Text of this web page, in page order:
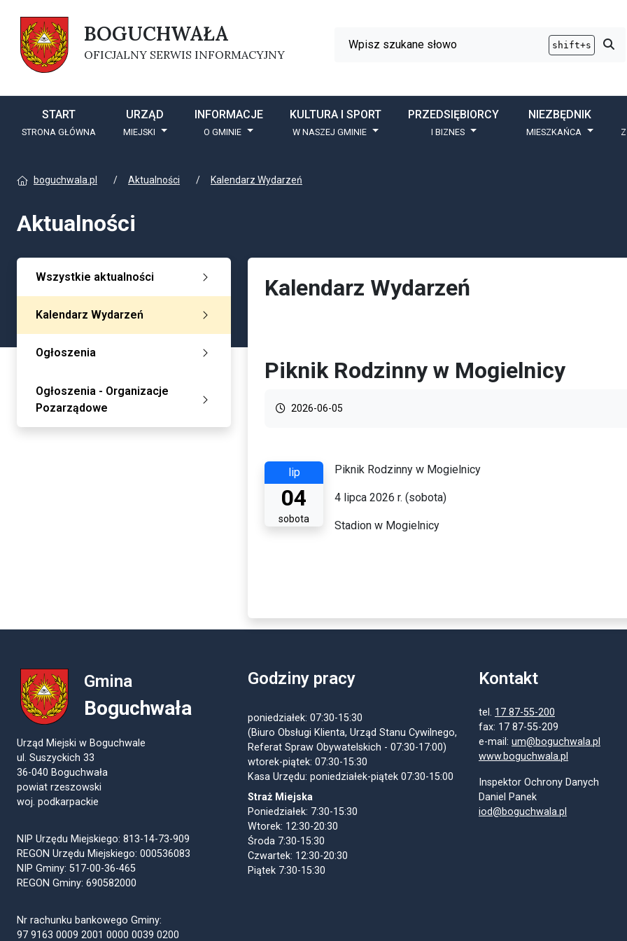
BOGUCHWAŁA
OFICJALNY SERWIS INFORMACYJNY
Wyszukiwarka shift+s
START
STRONA GŁÓWNA
URZĄD
MIEJSKI
INFORMACJE
O GMINIE
KULTURA I SPORT
W NASZEJ GMINIE
PRZEDSIĘBIORCY
I BIZNES
NIEZBĘDNIK
MIESZKAŃCA
boguchwala.pl Aktualności Kalendarz Wydarzeń
Aktualności
Wszystkie aktualności
Kalendarz Wydarzeń
Ogłoszenia
Ogłoszenia - Organizacje
Pozarządowe
Kalendarz Wydarzeń
Piknik Rodzinny w Mogielnicy
2026-06-05
lip
04
sobota
Piknik Rodzinny w Mogielnicy
4 lipca 2026 r. (sobota)
Stadion w Mogielnicy
Gmina
Boguchwała
Urząd Miejski w Boguchwale
ul. Suszyckich 33
36-040 Boguchwała
powiat rzeszowski
woj. podkarpackie
NIP Urzędu Miejskiego: 813-14-73-909
REGON Urzędu Miejskiego: 000536083
NIP Gminy: 517-00-36-465
REGON Gminy: 690582000
Nr rachunku bankowego Gminy:
97 9163 0009 2001 0000 0039 0200
Godziny pracy
poniedziałek: 07:30-15:30
(Biuro Obsługi Klienta, Urząd Stanu Cywilnego,
Referat Spraw Obywatelskich - 07:30-17:00)
wtorek-piątek: 07:30-15:30
Kasa Urzędu: poniedziałek-piątek 07:30-15:00
Straż Miejska
Poniedziałek: 7:30-15:30
Wtorek: 12:30-20:30
Środa 7:30-15:30
Czwartek: 12:30-20:30
Piątek 7:30-15:30
Kontakt
tel. 17 87-55-200
fax: 17 87-55-209
e-mail: um@boguchwala.pl
www.boguchwala.pl
Inspektor Ochrony Danych
Daniel Panek
iod@boguchwala.pl